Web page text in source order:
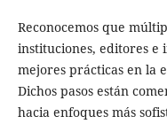
Reconocemos que
instituciones, editores e
mejores prácticas en la
Dichos pasos están
hacia enfoques más